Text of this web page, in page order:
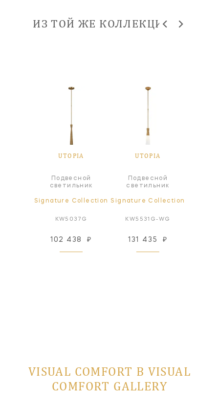
ИЗ ТОЙ ЖЕ КОЛЛЕКЦИИ
UTOPIA
Подвесной
светильник
Signature Collection
KW5037G
102 438 ₽
UTOPIA
Подвесной
светильник
Signature Collection
KW5531G-WG
131 435 ₽
VISUAL COMFORT В VISUAL
COMFORT GALLERY